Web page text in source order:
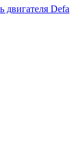
двигателя Defa